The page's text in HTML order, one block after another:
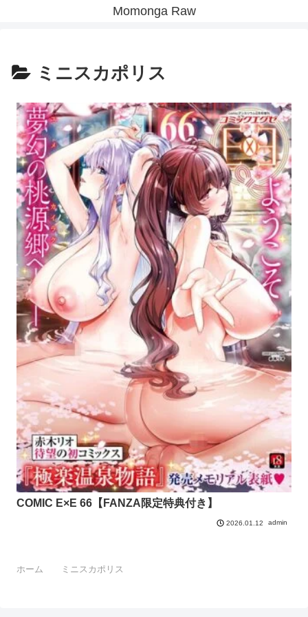
Momonga Raw
ミニスカポリス
COMIC E×E 66【FANZA限定特典付き】
2026.01.12 admin
ホーム ミニスカポリス